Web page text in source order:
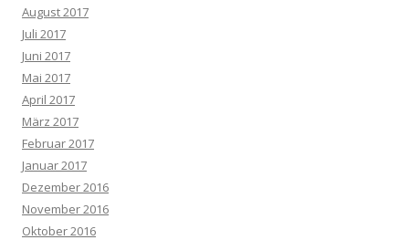
August 2017
Juli 2017
Juni 2017
Mai 2017
April 2017
März 2017
Februar 2017
Januar 2017
Dezember 2016
November 2016
Oktober 2016